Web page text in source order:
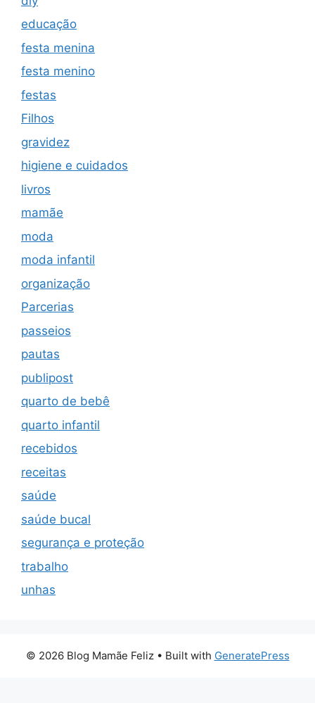
educação
festa menina
festa menino
festas
Filhos
gravidez
higiene e cuidados
livros
mamãe
moda
moda infantil
organização
Parcerias
passeios
pautas
publipost
quarto de bebê
quarto infantil
recebidos
receitas
saúde
saúde bucal
segurança e proteção
trabalho
unhas
© 2026 Blog Mamãe Feliz• Built with GeneratePress